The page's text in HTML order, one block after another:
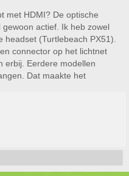
met HDMI? De optische
actief. Ik heb zowel
(Turtlebeach PX51).
connector op het lichtnet
erbij. Eerdere modellen
Dat maakte het